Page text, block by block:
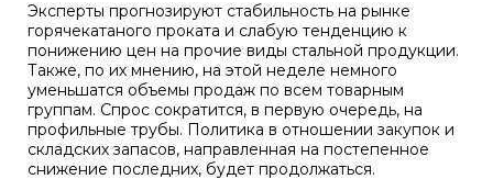
Эксперты прогнозируют стабильность на рынке
горячекатаного проката и слабую тенденцию к
понижению цен на прочие виды стальной продукции.
Также, по их мнению, на этой неделе немного
уменьшатся объемы продаж по всем товарным
группам. Спрос сократится, в первую очередь, на
профильные трубы. Политика в отношении закупок и
складских запасов, направленная на постепенное
снижение последних, будет продолжаться.